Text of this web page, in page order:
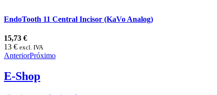
EndoTooth 11 Central Incisor (KaVo Analog)
15,73 €
13 € excl. IVA
AnteriorPróximo
E-Shop